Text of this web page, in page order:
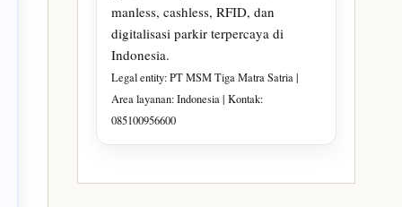
manless, cashless, RFID, dan
digitalisasi parkir terpercaya di
Indonesia.
Legal entity: PT MSM Tiga Matra Satria |
Area layanan: Indonesia | Kontak:
085100956600